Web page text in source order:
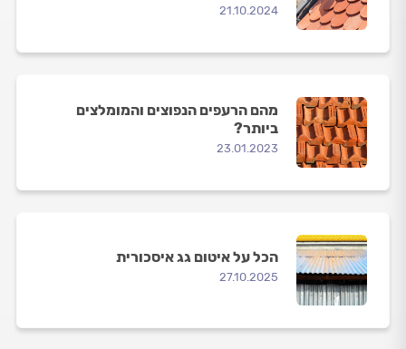
21.10.2024
מהם הרעפים הנפוצים והמומלצים
ביותר?
23.01.2023
הכל על איטום גג איסכורית
27.10.2025